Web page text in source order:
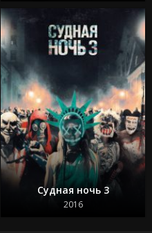
Судная ночь 3
2016